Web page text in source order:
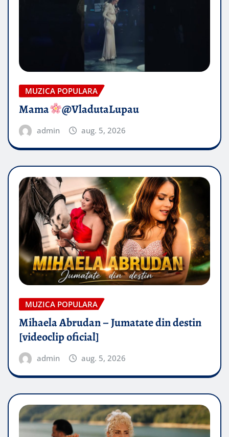
MUZICA POPULARA
Mama @VladutaLupau
admin aug. 5, 2026
MUZICA POPULARA
Mihaela Abrudan – Jumatate din destin
[videoclip oficial]
admin aug. 5, 2026